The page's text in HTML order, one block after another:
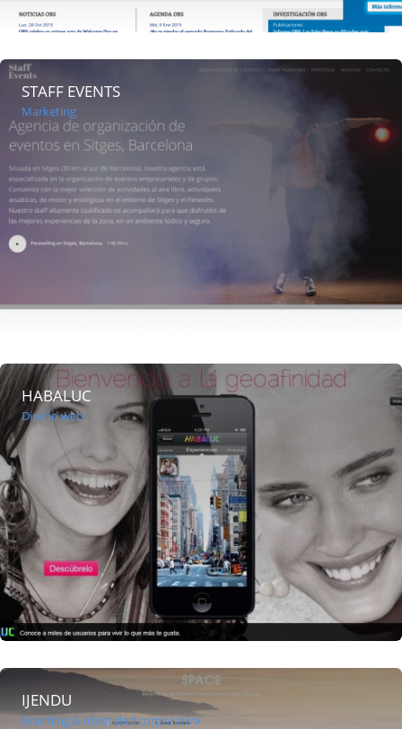
STAFF EVENTS
Marketing
HABALUC
Diseño web
IJENDU
Branding & Identidad corporativa